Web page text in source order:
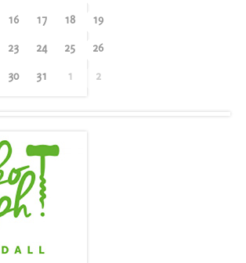
16 17 18 19
23 24 25 26
30 31 1 2